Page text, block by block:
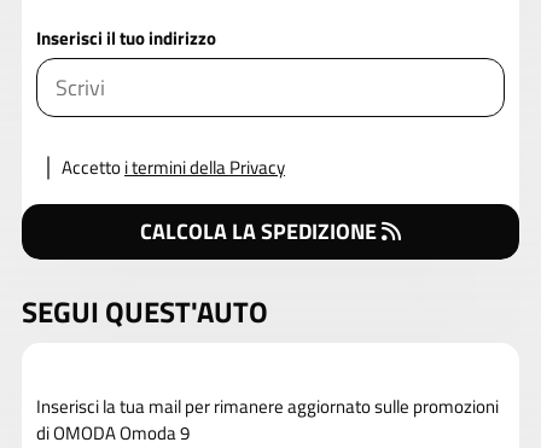
Inserisci il tuo indirizzo
Accettoi termini della Privacy
CALCOLA LA SPEDIZIONE
SEGUI QUEST'AUTO
Inserisci la tua mail per rimanere aggiornato sulle promozioni
di OMODA Omoda 9